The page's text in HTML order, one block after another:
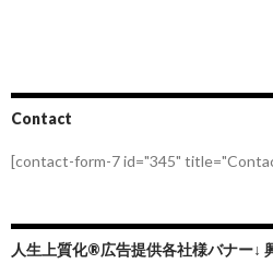
Contact
[contact-form-7 id="345"
人生上質化®広告提供各社様バナー↓